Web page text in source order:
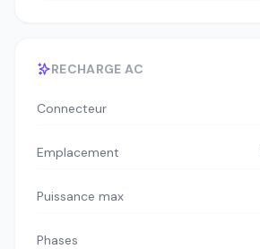
RECHARGE AC
Connecteur
Emplacement
Puissance max
Phases